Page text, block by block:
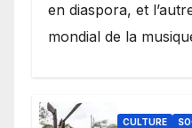
en diaspora, et
mondial de la
CULTURE